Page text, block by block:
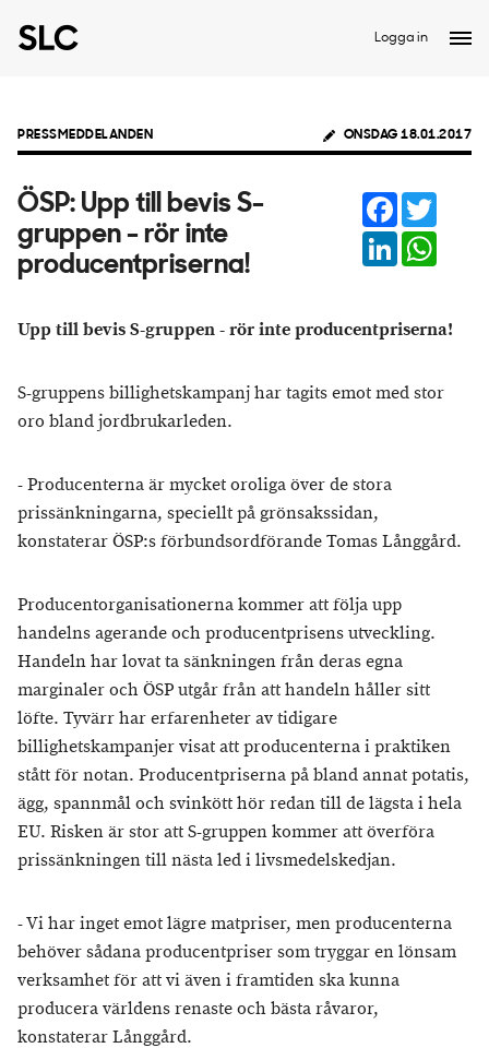
Logga in
PRESSMEDDELANDEN ONSDAG 18.01.2017
ÖSP: Upp till bevis S-
gruppen - rör inte
producentpriserna!
Facebook
LinkedIn
Upp till bevis S-gruppen - rör inte producentpriserna!
S-gruppens billighetskampanj har tagits emot med stor
oro bland jordbrukarleden.
- Producenterna är mycket oroliga över de stora
prissänkningarna, speciellt på grönsakssidan,
konstaterar ÖSP:s förbundsordförande Tomas Långgård.
Producentorganisationerna kommer att följa upp
handelns agerande och producentprisens utveckling.
Handeln har lovat ta sänkningen från deras egna
marginaler och ÖSP utgår från att handeln håller sitt
löfte. Tyvärr har erfarenheter av tidigare
billighetskampanjer visat att producenterna i praktiken
stått för notan. Producentpriserna på bland annat potatis,
ägg, spannmål och svinkött hör redan till de lägsta i hela
EU. Risken är stor att S-gruppen kommer att överföra
prissänkningen till nästa led i livsmedelskedjan.
- Vi har inget emot lägre matpriser, men producenterna
behöver sådana producentpriser som tryggar en lönsam
verksamhet för att vi även i framtiden ska kunna
producera världens renaste och bästa råvaror,
konstaterar Långgård.